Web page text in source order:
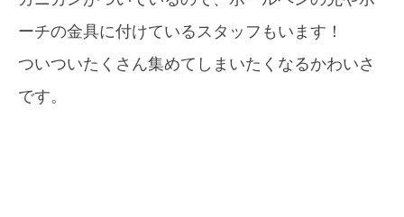
ーチの金具に付けているスタッフもいます！
ついついたくさん集めてしまいたくなるかわいさ
です。